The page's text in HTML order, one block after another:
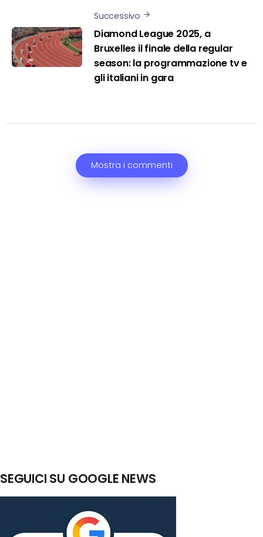
Successivo
Diamond League 2025, a
Bruxelles il finale della regular
season: la programmazione tv e
gli italiani in gara
Mostra i commenti
SEGUICI SU GOOGLE NEWS